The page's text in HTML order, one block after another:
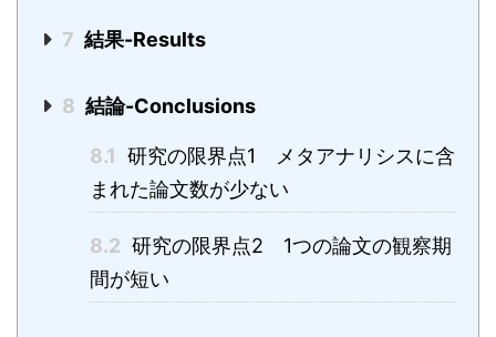
7 結果-Results
8 結論-Conclusions
8.1 研究の限界点1 メタアナリシスに含
まれた論文数が少ない
8.2 研究の限界点2 1つの論文の観察期
間が短い